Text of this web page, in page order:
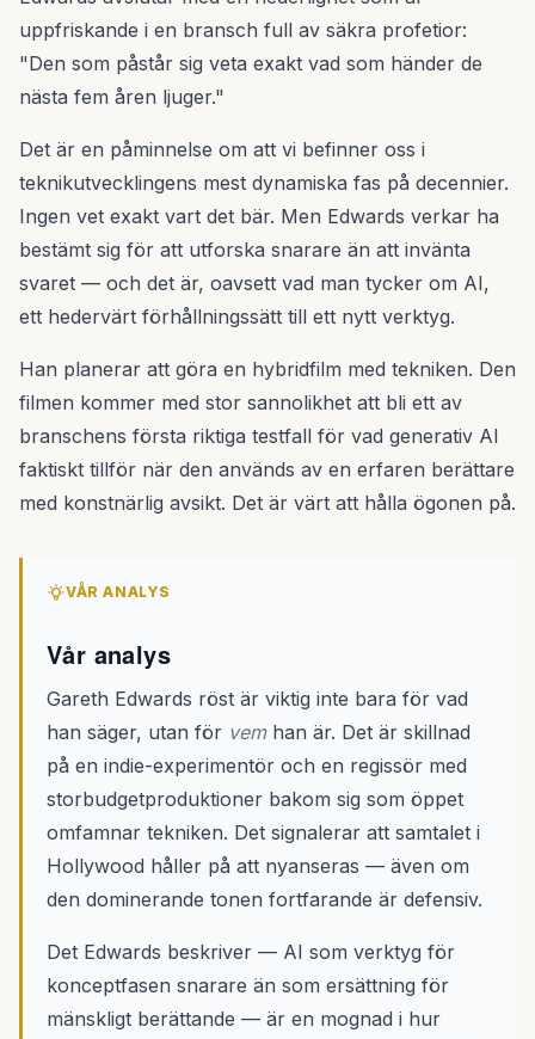
uppfriskande i en bransch full av säkra profetior:
"Den som påstår sig veta exakt vad som händer de
nästa fem åren ljuger."
Det är en påminnelse om att vi befinner oss i
teknikutvecklingens mest dynamiska fas på decennier.
Ingen vet exakt vart det bär. Men Edwards verkar ha
bestämt sig för att utforska snarare än att invänta
svaret — och det är, oavsett vad man tycker om AI,
ett hedervärt förhållningssätt till ett nytt verktyg.
Han planerar att göra en hybridfilm med tekniken. Den
filmen kommer med stor sannolikhet att bli ett av
branschens första riktiga testfall för vad generativ AI
faktiskt tillför när den används av en erfaren berättare
med konstnärlig avsikt. Det är värt att hålla ögonen på.
VÅR ANALYS
Vår analys
Gareth Edwards röst är viktig inte bara för vad
han säger, utan för vemhan är. Det är skillnad
på en indie-experimentör och en regissör med
storbudgetproduktioner bakom sig som öppet
omfamnar tekniken. Det signalerar att samtalet i
Hollywood håller på att nyanseras — även om
den dominerande tonen fortfarande är defensiv.
Det Edwards beskriver — AI som verktyg för
konceptfasen snarare än som ersättning för
mänskligt berättande — är en mognad i hur